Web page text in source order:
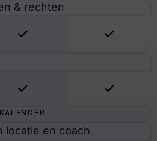
& rechten
KALENDER
locatie en coach